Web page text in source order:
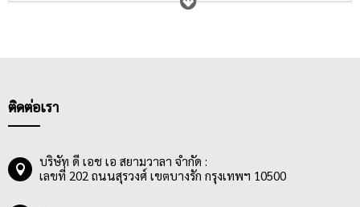
ความร่วมมือใหม่ๆมากมาย ดังนั้นแต่ละธุรกิจต้องเตรียมอุปกรณ์
การนำเสนอ
หมายไว้
ติดต่อเรา
บริษัท ดี เอช เอ สยามวาลา จำกัด :
เลขที่ 202 ถนนสุรวงศ์ เขตบางรัก กรุงเทพฯ 10500